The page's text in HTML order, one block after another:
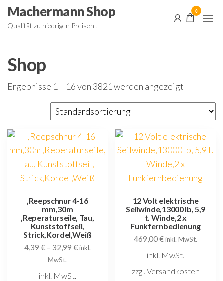
ZumMachermann Shop
Qualität zu niedrigen Preisen !
0
Shop
Ergebnisse 1 – 16 von 3821 werden angezeigt
,Reepschnur 4-16
mm,30m
,Reperaturseile, Tau,
Kunststoffseil,
Strick,Kordel,Weiß
4,39 €– 32,99 €inkl.
MwSt.
inkl. MwSt.
12 Volt elektrische
Seilwinde,13000 lb, 5,9
t. Winde,2 x
Funkfernbedienung
469,00€inkl. MwSt.
inkl. MwSt.
zzgl. Versandkosten